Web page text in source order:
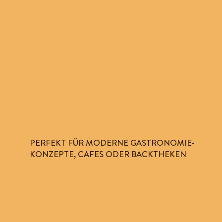
PERFEKT FÜR MODERNE GASTRONOMIE-
KONZEPTE, CAFES ODER BACKTHEKEN